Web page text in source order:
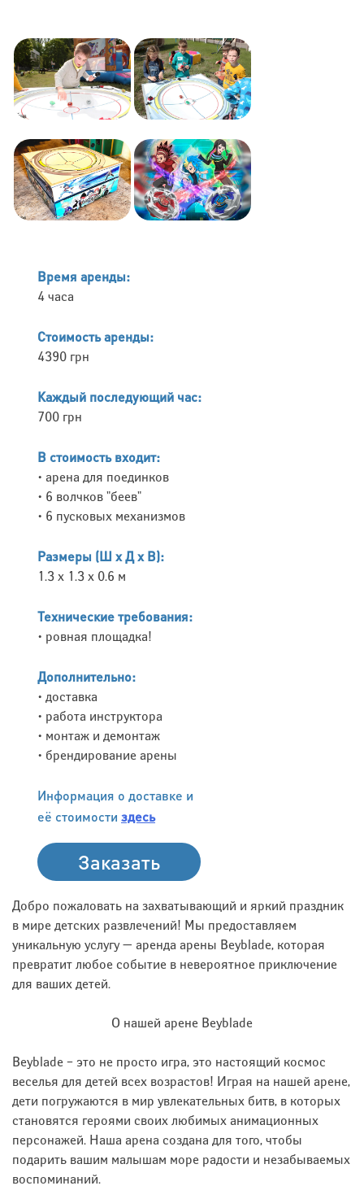
Время аренды:
4 часа
Стоимость аренды:
4390 грн
Каждый последующий час:
700 грн
В стоимость входит:
• арена для поединков
• 6 волчков "беев"
• 6 пусковых механизмов
Размеры (Ш х Д х В):
1.3 х 1.3 х 0.6 м
Технические требования:
• ровная площадка!
Дополнительно:
• доставка
• работа инструктора
• монтаж и демонтаж
• брендирование арены
Информация о доставке и
её стоимости здесь
Заказать
Добро пожаловать на захватывающий и яркий праздник
в мире детских развлечений! Мы предоставляем
уникальную услугу — аренда арены Beyblade, которая
превратит любое событие в невероятное приключение
для ваших детей.
О нашей арене Beyblade
Beyblade – это не просто игра, это настоящий космос
веселья для детей всех возрастов! Играя на нашей арене,
дети погружаются в мир увлекательных битв, в которых
становятся героями своих любимых анимационных
персонажей. Наша арена создана для того, чтобы
подарить вашим малышам море радости и незабываемых
воспоминаний.